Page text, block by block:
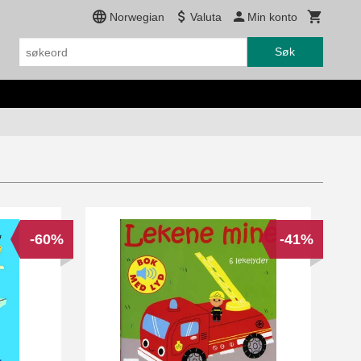
Norwegian Valuta Min konto
Søk
-60% -41%